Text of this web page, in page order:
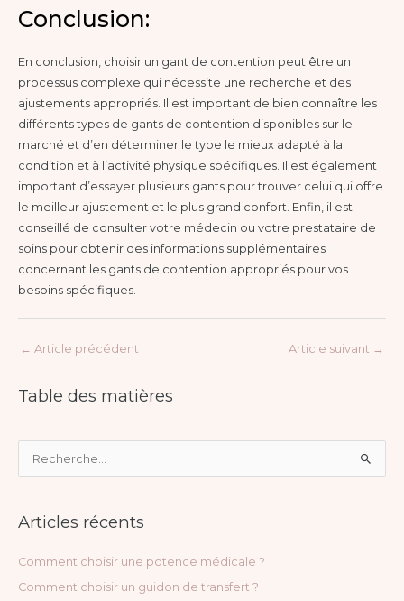
Conclusion:
En conclusion, choisir un gant de contention peut être un
processus complexe qui nécessite une recherche et des
ajustements appropriés. Il est important de bien connaître les
différents types de gants de contention disponibles sur le
marché et d’en déterminer le type le mieux adapté à la
condition et à l’activité physique spécifiques. Il est également
important d’essayer plusieurs gants pour trouver celui qui offre
le meilleur ajustement et le plus grand confort. Enfin, il est
conseillé de consulter votre médecin ou votre prestataire de
soins pour obtenir des informations supplémentaires
concernant les gants de contention appropriés pour vos
besoins spécifiques.
← Article précédent Article suivant →
Table des matières
hArticles récents
Comment choisir une potence médicale ?
Comment choisir un guidon de transfert ?